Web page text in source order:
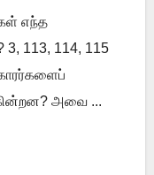
எந்த
3, 113, 114, 115
அவை ...